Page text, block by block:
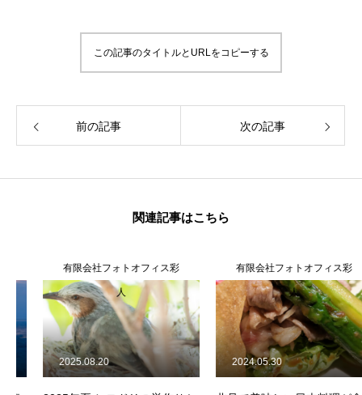
この記事のタイトルとURLをコピーする
前の記事 次の記事
関連記事はこちら
有限会社フォトオフィス彩
人
2025.08.20
有限会社フォトオフィス彩
人
2024.05.30